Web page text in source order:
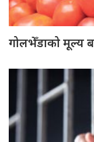
गोलभेँडाको मूल्य